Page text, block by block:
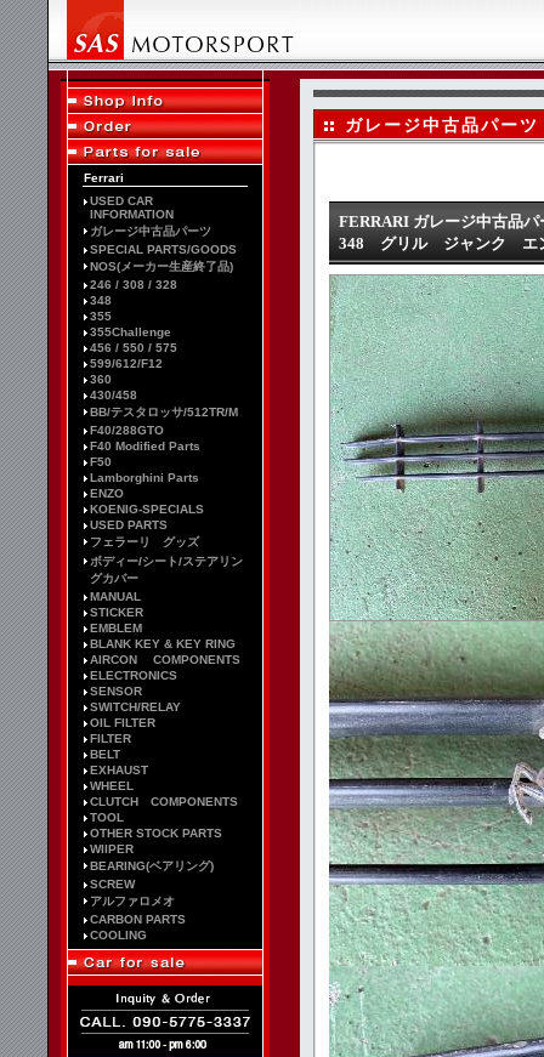
Ferrari
USED CAR
INFORMATION
ガレージ中古品パーツ
SPECIAL PARTS/GOODS
NOS(メーカー生産終了品)
246 / 308 / 328
348
355
355Challenge
456 / 550 / 575
599/612/F12
360
430/458
BB/テスタロッサ/512TR/M
F40/288GTO
F40 Modified Parts
F50
Lamborghini Parts
ENZO
KOENIG-SPECIALS
USED PARTS
フェラーリ グッズ
ボディー/シート/ステアリン
グカバー
MANUAL
STICKER
EMBLEM
BLANK KEY & KEY RING
AIRCON COMPONENTS
ELECTRONICS
SENSOR
SWITCH/RELAY
OIL FILTER
FILTER
BELT
EXHAUST
WHEEL
CLUTCH COMPONENTS
TOOL
OTHER STOCK PARTS
WIIPER
BEARING(ベアリング)
SCREW
アルファロメオ
CARBON PARTS
COOLING
ガレージ中古品パーツ
FERRARI ガレージ中古品パ
348 グリル ジャンク エ